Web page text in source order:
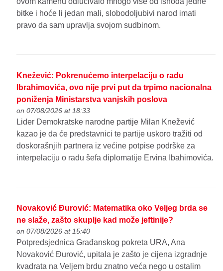
bitke i hoće li jedan mali, slobodoljubivi narod imati
pravo da sam upravlja svojom sudbinom.
Knežević: Pokrenućemo interpelaciju o radu
Ibrahimovića, ovo nije prvi put da trpimo nacionalna
poniženja Ministarstva vanjskih poslova
on 07/08/2026 at 18:33
Lider Demokratske narodne partije Milan Knežević
kazao je da će predstavnici te partije uskoro tražiti od
doskorašnjih partnera iz većine potpise podrške za
interpelaciju o radu šefa diplomatije Ervina Ibahimovića.
Novaković Đurović: Matematika oko Veljeg brda se
ne slaže, zašto skuplje kad može jeftinije?
on 07/08/2026 at 15:40
Potpredsjednica Građanskog pokreta URA, Ana
Novaković Đurović, upitala je zašto je cijena izgradnje
kvadrata na Veljem brdu znatno veća nego u ostalim